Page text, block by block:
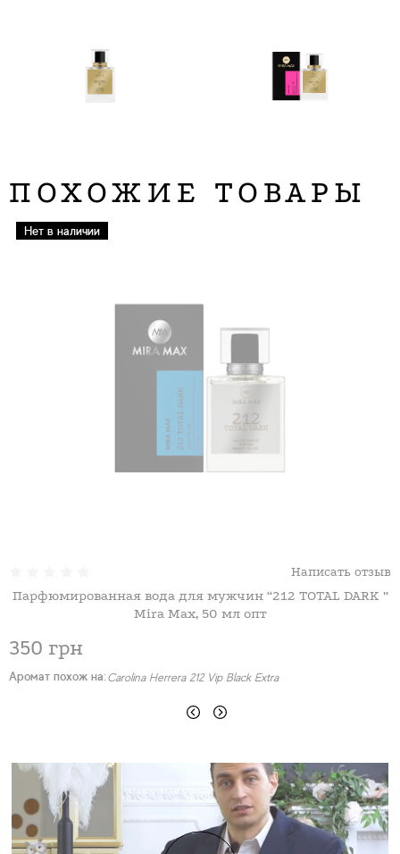
ПОХОЖИЕ ТОВАРЫ
Нет в наличии
Написать отзыв
Парфюмированная вода для мужчин “212 TOTAL DARK ”
Mira Max, 50 мл опт
350 грн
Аромат похож на: Carolina Herrera 212 Vip Black Extra